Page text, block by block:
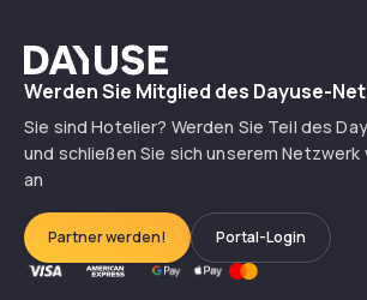
Dayuse
Werden Sie Mitglied des Dayuse-
Sie sind Hotelier? Werden Sie Teil des
und schließen Sie sich unserem
an
Partner werden! Portal-Login